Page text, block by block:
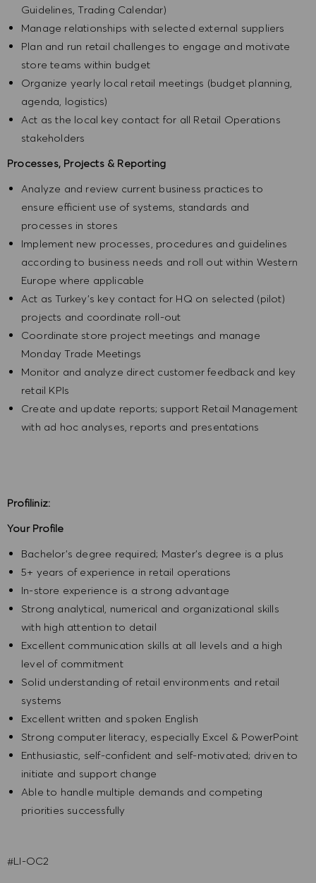
Guidelines, Trading Calendar)
Manage relationships with selected external suppliers
Plan and run retail challenges to engage and motivate
store teams within budget
Organize yearly local retail meetings (budget planning,
agenda, logistics)
Act as the local key contact for all Retail Operations
stakeholders
Processes, Projects & Reporting
Analyze and review current business practices to
ensure efficient use of systems, standards and
processes in stores
Implement new processes, procedures and guidelines
according to business needs and roll out within Western
Europe where applicable
Act as Turkey’s key contact for HQ on selected (pilot)
projects and coordinate roll-out
Coordinate store project meetings and manage
Monday Trade Meetings
Monitor and analyze direct customer feedback and key
retail KPIs
Create and update reports; support Retail Management
with ad hoc analyses, reports and presentations
Profiliniz:
Your Profile
Bachelor’s degree required; Master’s degree is a plus
5+ years of experience in retail operations
In-store experience is a strong advantage
Strong analytical, numerical and organizational skills
with high attention to detail
Excellent communication skills at all levels and a high
level of commitment
Solid understanding of retail environments and retail
systems
Excellent written and spoken English
Strong computer literacy, especially Excel & PowerPoint
Enthusiastic, self-confident and self-motivated; driven to
initiate and support change
Able to handle multiple demands and competing
priorities successfully
#LI-OC2